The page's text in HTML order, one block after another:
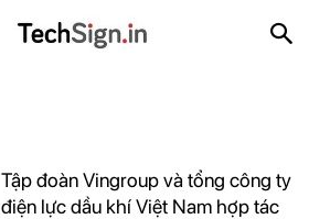
Tập đoàn Vingroup và tổng công ty
điện lực dầu khí Việt Nam hợp tác